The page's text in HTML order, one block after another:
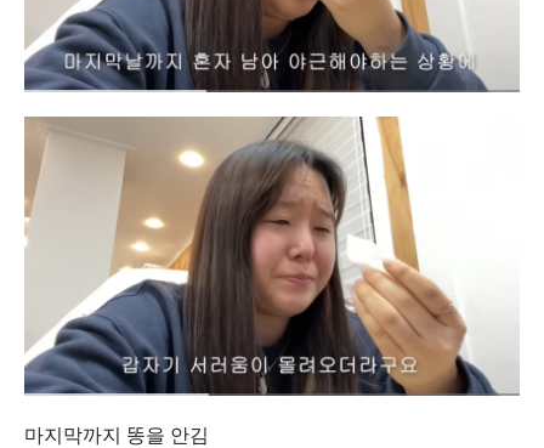
마지막까지 똥을 안김